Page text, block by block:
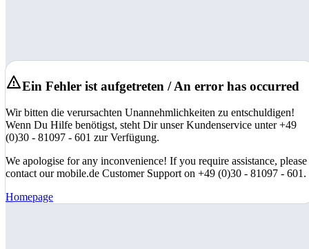
Ein Fehler ist aufgetreten / An error has occurred
Wir bitten die verursachten Unannehmlichkeiten zu entschuldigen!
Wenn Du Hilfe benötigst, steht Dir unser Kundenservice unter +49
(0)30 - 81097 - 601 zur Verfügung.
We apologise for any inconvenience! If you require assistance, please
contact our mobile.de Customer Support on +49 (0)30 - 81097 - 601.
Homepage